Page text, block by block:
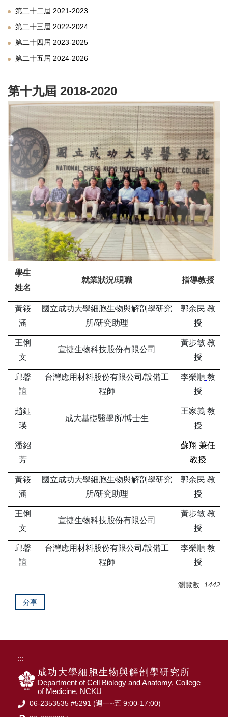
第二十二屆 2021-2023
第二十三屆 2022-2024
第二十四屆 2023-2025
第二十五屆 2024-2026
:::
第十九屆 2018-2020
學生
姓名
就業狀況/現職 指導教授
黃筱
涵
國立成功大學細胞生物與解剖學研究
所/研究助理
郭余民 教
授
王俐
文
宣捷生物科技股份有限公司
黃步敏 教
授
邱馨
誼
台灣應用材料股份有限公司/設備工
程師
李榮順 教
授
趙鈺
瑛
成大基礎醫學所/博士生
王家義 教
授
潘紹
芳
蘇翔 兼任
教授
黃筱
涵
國立成功大學細胞生物與解剖學研究
所/研究助理
郭余民 教
授
王俐
文
宣捷生物科技股份有限公司
黃步敏 教
授
邱馨
誼
台灣應用材料股份有限公司/設備工
程師
李榮順 教
授
瀏覽數: 1442
分享
:::
成功大學細胞生物與解剖學研究所
Department of Cell Biology and Anatomy, College
of Medicine, NCKU
06-2353535 #5291 (週一~五 9:00-17:00)